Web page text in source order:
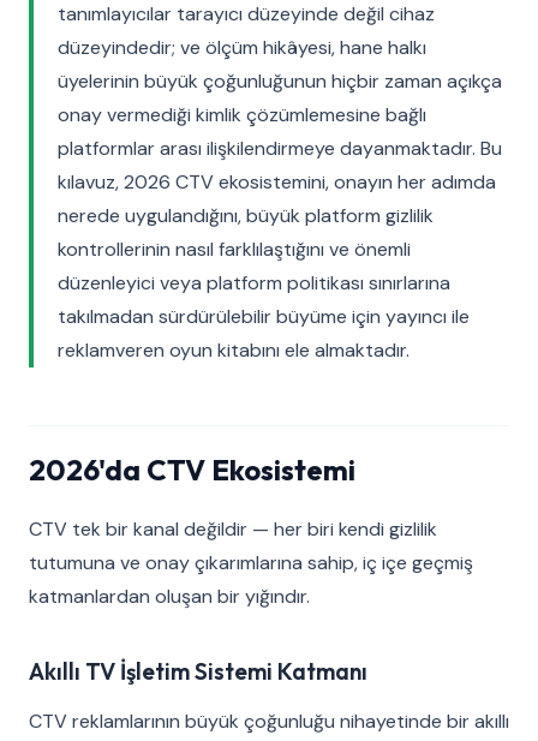
tanımlayıcılar tarayıcı düzeyinde değil cihaz
düzeyindedir; ve ölçüm hikâyesi, hane halkı
üyelerinin büyük çoğunluğunun hiçbir zaman açıkça
onay vermediği kimlik çözümlemesine bağlı
platformlar arası ilişkilendirmeye dayanmaktadır. Bu
kılavuz, 2026 CTV ekosistemini, onayın her adımda
nerede uygulandığını, büyük platform gizlilik
kontrollerinin nasıl farklılaştığını ve önemli
düzenleyici veya platform politikası sınırlarına
takılmadan sürdürülebilir büyüme için yayıncı ile
reklamveren oyun kitabını ele almaktadır.
2026'da CTV Ekosistemi
CTV tek bir kanal değildir — her biri kendi gizlilik
tutumuna ve onay çıkarımlarına sahip, iç içe geçmiş
katmanlardan oluşan bir yığındır.
Akıllı TV İşletim Sistemi Katmanı
CTV reklamlarının büyük çoğunluğu nihayetinde bir akıllı